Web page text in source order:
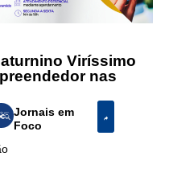
Viríssimo
nas
Jornais em
Foco